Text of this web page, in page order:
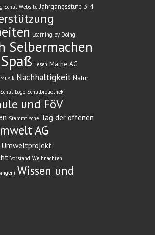
Schul-Website Jahrgangsstufe 3-4
Learning by Doing
Selbermachen
Lesen Mathe AG
Musik Nachhaltigkeit Natur
Schul-Logo Schulbibliothek
und FöV
Stammtische Tag der offenen
AG
Umweltprojekt
Vorstand Weihnachten
Wissen und